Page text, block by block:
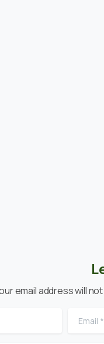
email address will
Email